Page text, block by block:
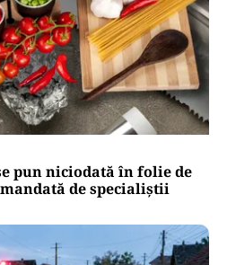
sunt case în care lumina
AEI a aprins
trăit la lumina lămpii”